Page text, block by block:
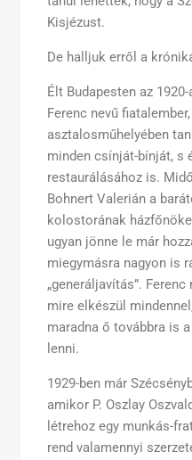
Kisjézust.
De halljuk erről a
Élt Budapesten az
Ferenc nevű
asztalosműhelyében
minden csínját-bínját, s
restaurálásához is.
Bohnert Valerián a
kolostorának
ugyan jönne le már
miegymásra nagyon is
„generáljavítás”.
mire elkészül
maradna ő továbbra is
lenni.
1929-ben már
amikor P. Oszlay
létrehoz egy munkás-
rend valamennyi